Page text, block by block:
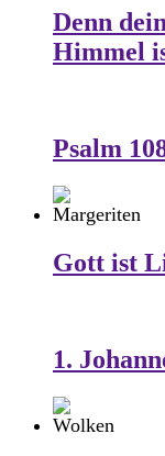
Denn
Himmel
Psalm
Gott ist
1.